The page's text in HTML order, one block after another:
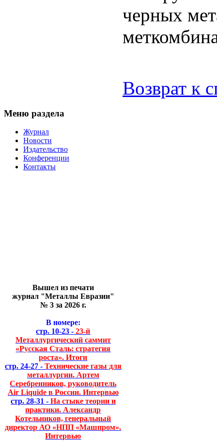
черных
Возврат к
Меню раздела
Журнал
Новости
Издательство
Конференции
Контакты
Вышел из печати
журнал "Металлы Евразии"
№ 3 за 2026 г.
В номере:
стр. 10-23 - 23-й
Металлургический саммит
«Русская Сталь: стратегия
роста». Итоги
стр. 24-27 - Технические газы для
металлургии. Артем
Серебренников, руководитель
Air Liquide в России. Интервью
стр. 28-31 - На стыке теории и
практики. Александр
Котельников, генеральный
директор АО «НПП «Машпром».
Интервью